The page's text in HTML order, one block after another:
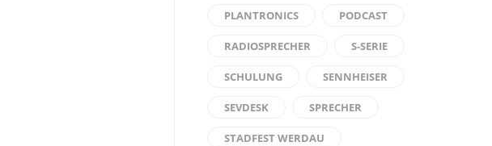
PLANTRONICS PODCAST
RADIOSPRECHER S-SERIE
SCHULUNG SENNHEISER
SEVDESK SPRECHER
STADFEST WERDAU